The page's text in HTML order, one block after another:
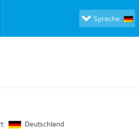
Sprache
Deutschland